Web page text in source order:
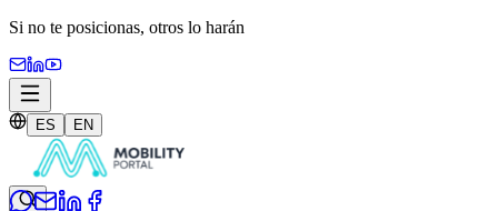
Si no te posicionas, otros lo harán
ES EN